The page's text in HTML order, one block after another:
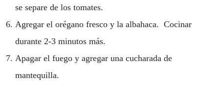
se separe de los tomates.
Agregar el orégano fresco y la albahaca. Cocinar
durante 2-3 minutos más.
Apagar el fuego y agregar una cucharada de
mantequilla.